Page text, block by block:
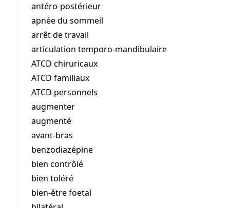
antéro-postérieur
apnée du sommeil
arrêt de travail
articulation temporo-mandibulaire
ATCD chiruricaux
ATCD familiaux
ATCD personnels
augmenter
augmenté
avant-bras
benzodiazépine
bien contrôlé
bien toléré
bien-être foetal